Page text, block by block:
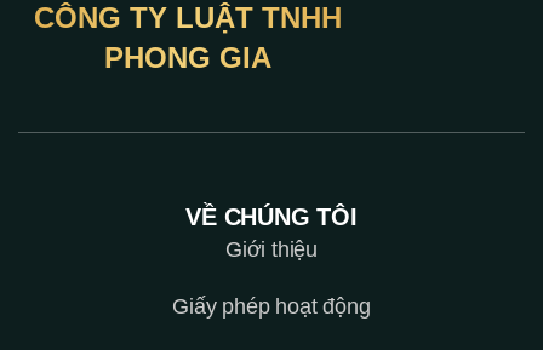
CÔNG TY LUẬT TNHH
PHONG GIA
VỀ CHÚNG TÔI
Giới thiệu
Giấy phép hoạt động